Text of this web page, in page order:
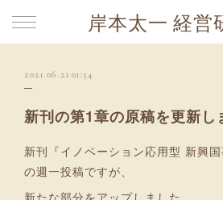
岸本太一 経営
2021.06.21 01:54
新刊の第1章の原稿を更新し
新刊『イノベーション応用型 新興
の週一投稿ですが、
新たな部分をアップしました。